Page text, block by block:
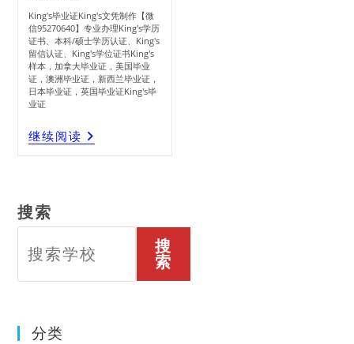
King's毕业证King's文凭制作【微
信95270640】专业办理King's学历
证书、本科/硕士学历认证、King's
留信认证、King's学位证书King's
样本，加拿大毕业证，美国毕业
证，澳洲毕业证，新西兰毕业证，
日本毕业证，英国毕业证King's毕
业证
继续阅读 KCL
毕
业
搜索
搜
索
分类